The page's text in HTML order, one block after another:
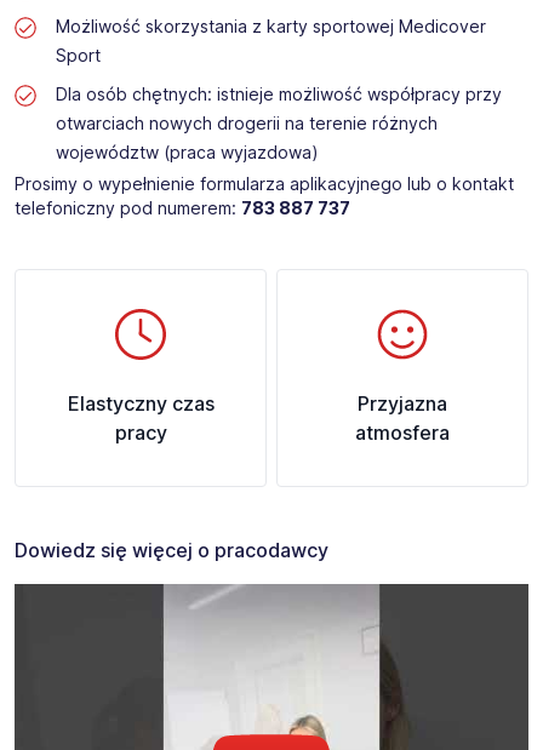
Możliwość skorzystania z karty sportowej Medicover
Sport
Dla osób chętnych: istnieje możliwość współpracy przy
otwarciach nowych drogerii na terenie różnych
województw (praca wyjazdowa)
Prosimy o wypełnienie formularza aplikacyjnego lub o kontakt
telefoniczny pod numerem: 783 887 737
Elastyczny czas
pracy
Przyjazna
atmosfera
Dowiedz się więcej o pracodawcy